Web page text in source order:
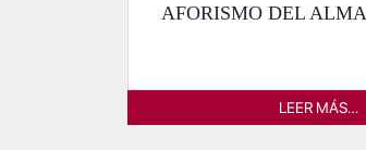
AFORISMO DEL ALMA
LEER MÁS…